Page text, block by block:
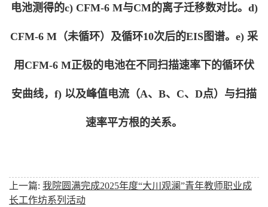
电池测得的c) CFM-6 M与CM的离子迁移数对比。d)
CFM-6 M（未循环）及循环10次后的EIS图谱。e) 采
用CFM-6 M正极的电池在不同扫描速率下的循环伏
安曲线，f) 以及峰值电流（A、B、C、D点）与扫描
速率平方根的关系。
上一篇: 我院圆满完成2025年度“大川观澜”青年教师职业成
长工作坊系列活动